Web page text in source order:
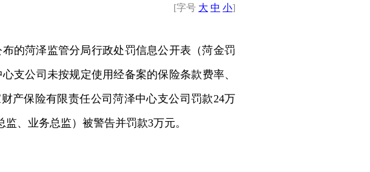
[字号 大 中 小]
的菏泽监管分局行政处罚信息公开表（菏金罚
支公司未按规定使用经备案的保险条款费率、
产保险有限责任公司菏泽中心支公司罚款24万
监、业务总监）被警告并罚款3万元。